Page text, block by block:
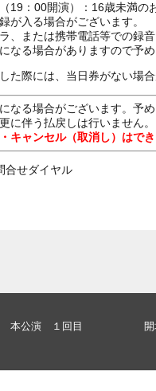
：00開演）：16歳未満の
が入る場合がございます。
、または携帯電話等での録音
なる場合がありますので予
た際には、当日券がない場合
なる場合がございます。予め
に伴う払戻しは行いません。
キャンセル（取消し）はでき
合せダイヤル
本公演 １回目